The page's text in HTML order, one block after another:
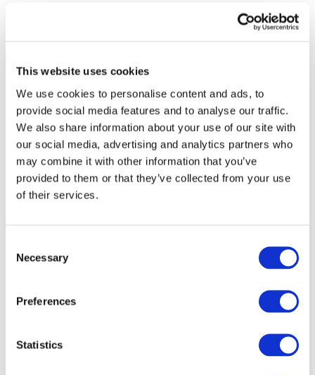
This website uses cookies
We use cookies to personalise content and ads, to
provide social media features and to analyse our traffic.
We also share information about your use of our site with
our social media, advertising and analytics partners who
may combine it with other information that you’ve
provided to them or that they’ve collected from your use
of their services.
Selection
Necessary
Preferences
Statistics
eventos